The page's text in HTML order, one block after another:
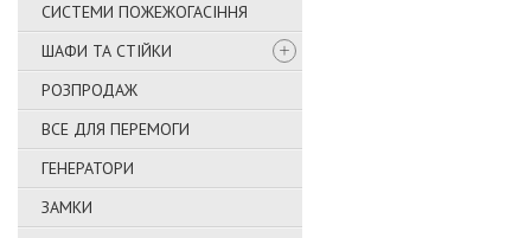
СИСТЕМИ ПОЖЕЖОГАСІННЯ
ШАФИ ТА СТІЙКИ
РОЗПРОДАЖ
ВСЕ ДЛЯ ПЕРЕМОГИ
ГЕНЕРАТОРИ
ЗАМКИ